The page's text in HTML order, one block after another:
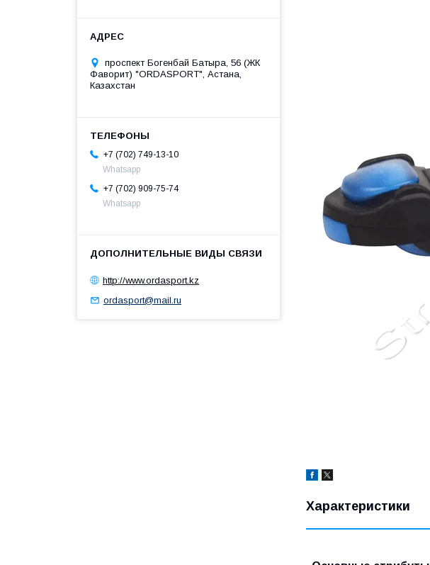
Характеристики
проспект Богенбай Батыра, 56 (ЖК
Фаворит) "ORDASPORT", Астана,
Казахстан
+7 (702) 749-13-10
Whatsapp
+7 (702) 909-75-74
Whatsapp
http://www.ordasport.kz
ordasport@mail.ru